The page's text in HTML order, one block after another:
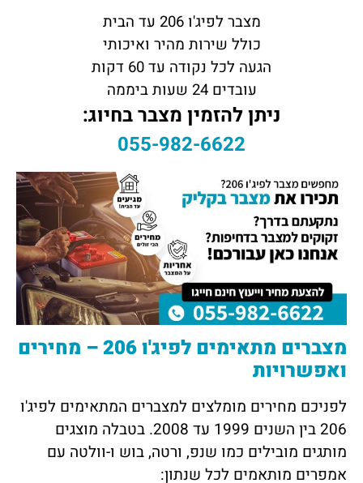
מצבר לפיג'ו 206 עד הבית
כולל שירות מהיר ואיכותי
הגעה לכל נקודה עד 60 דקות
עובדים 24 שעות ביממה
ניתן להזמין מצבר בחיוג:
055-982-6622
מצברים מתאימים לפיג'ו 206 – מחירים
ואפשרויות
לפניכם מחירים מומלצים למצברים המתאימים לפיג'ו
206 בין השנים 1999 עד 2008. בטבלה מוצגים
מותגים מובילים כמו שנפ, ורטה, בוש ו-וולטה עם
אמפרים מותאמים לכל שנתון: